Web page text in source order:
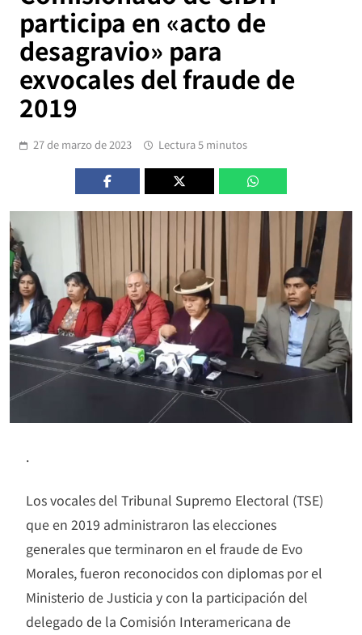
participa en «acto de
desagravio» para
exvocales del fraude de
2019
27 de marzo de 2023 Lectura 5 minutos
.
Los vocales del Tribunal Supremo Electoral (TSE)
que en 2019 administraron las elecciones
generales que terminaron en el fraude de Evo
Morales, fueron reconocidos con diplomas por el
Ministerio de Justicia y con la participación del
delegado de la Comisión Interamericana de